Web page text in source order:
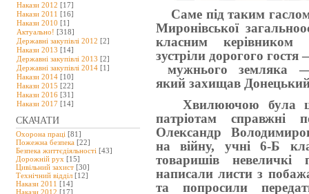
Накази 2012 [17]
Накази 2011 [16]
Накази 2010 [1]
Актуально! [318]
Державні закупівлі 2012 [2]
Накази 2013 [14]
Державні закупівлі 2013 [2]
Державні закупівлі 2014 [1]
Накази 2014 [10]
Накази 2015 [22]
Накази 2016 [31]
Накази 2017 [14]
СКАЧАТИ
Охорона праці [81]
Пожежна безпека [22]
Безпека життєдіяльності [43]
Дорожній рух [15]
Цивільний захист [30]
Технічний відділ [12]
Накази 2011 [14]
Накази 2012 [17]
Саме під таким
Миронівської
класним
зустріли дорогого
мужнього земляка
який захищав
Хвилюючою була ця
патріотам справжні
Олександр
на війну, учні 6-Б
товаришів
написали листи з
та попросили